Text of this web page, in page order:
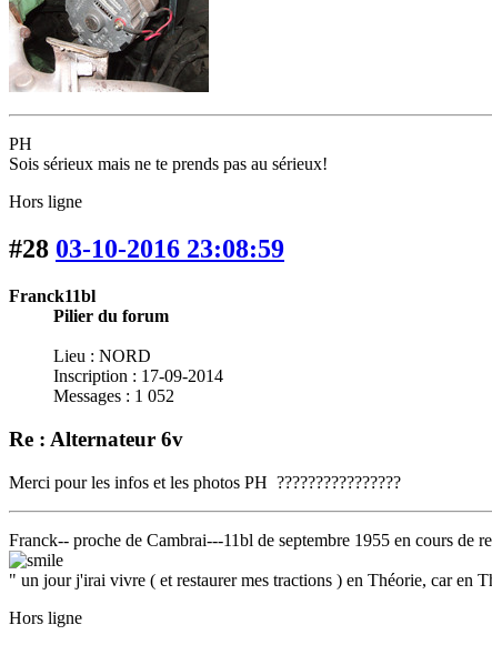
PH
Sois sérieux mais ne te prends pas au sérieux!
Hors ligne
#28 03-10-2016 23:08:59
Franck11bl
Pilier du forum
Lieu : NORD
Inscription : 17-09-2014
Messages : 1 052
Re : Alternateur 6v
Merci pour les infos et les photos PH ????????????????
Franck-- proche de Cambrai---11bl de septembre 1955 en cours de
" un jour j'irai vivre ( et restaurer mes tractions ) en Théorie, car en
Hors ligne